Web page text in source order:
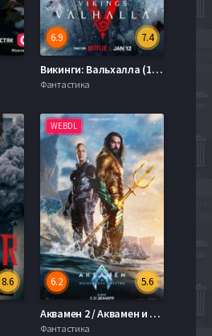
7.4
6.9
Викинги: Вальхалла (1-3 Сезон)
Фантастика
8.6
WEBDL
5.6
6.2
Аквамен 2 / Аквамен и Потерянное королевство (2023)
Фантастика